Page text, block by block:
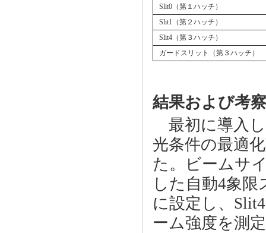
Slit0（第１ハッチ）
Slit1（第２ハッチ）
Slit4（第３ハッチ）
ガードスリット（第３ハッチ）
結果および考
最初に導入
光条件の最適
た。ビームサ
した自動4象限
に設定し、
ーム強度を測